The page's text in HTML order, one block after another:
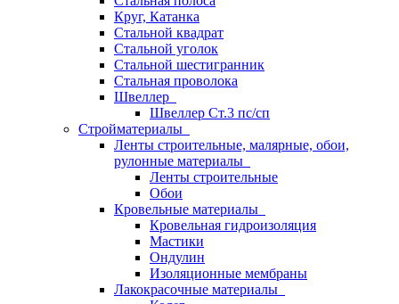
Круг, Катанка
Стальной квадрат
Стальной уголок
Стальной шестигранник
Стальная проволока
Швеллер
Швеллер Ст.3 пс/сп
Стройматериалы
Ленты строительные, малярные, обои,
рулонные материалы
Ленты строительные
Обои
Кровельные материалы
Кровельная гидроизоляция
Мастики
Ондулин
Изоляционные мембраны
Лакокрасочные материалы